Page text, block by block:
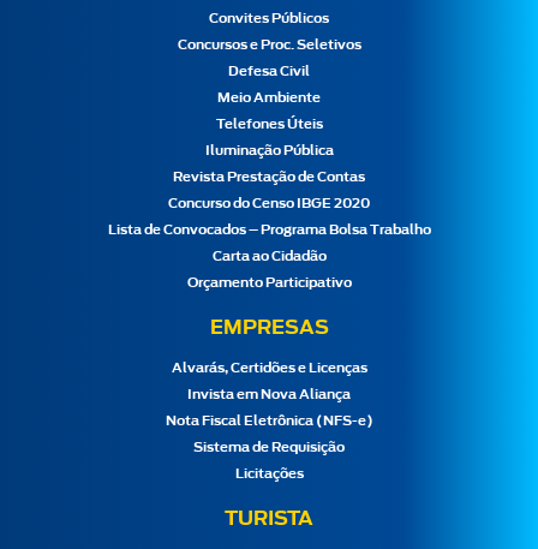
Convites Públicos
Concursos e Proc. Seletivos
Defesa Civil
Meio Ambiente
Telefones Úteis
Iluminação Pública
Revista Prestação de Contas
Concurso do Censo IBGE 2020
Lista de Convocados – Programa Bolsa Trabalho
Carta ao Cidadão
Orçamento Participativo
EMPRESAS
Alvarás, Certidões e Licenças
Invista em Nova Aliança
Nota Fiscal Eletrônica (NFS-e)
Sistema de Requisição
Licitações
TURISTA